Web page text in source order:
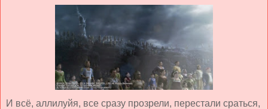
И всё, аллилуйя, все сразу прозрели, перестали сраться,